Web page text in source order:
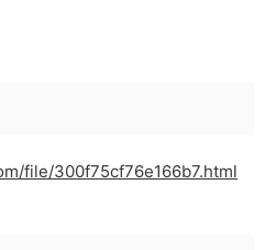
file/300f75cf76e166b7.html